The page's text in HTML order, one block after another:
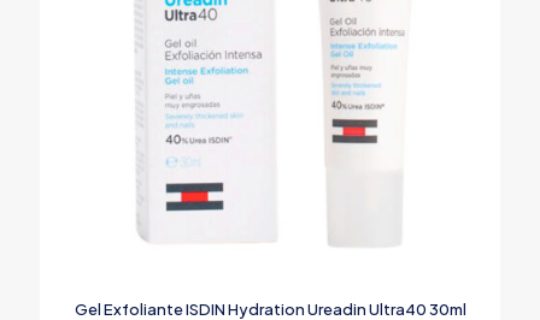
Gel Exfoliante ISDIN Hydration Ureadin Ultra40 30ml